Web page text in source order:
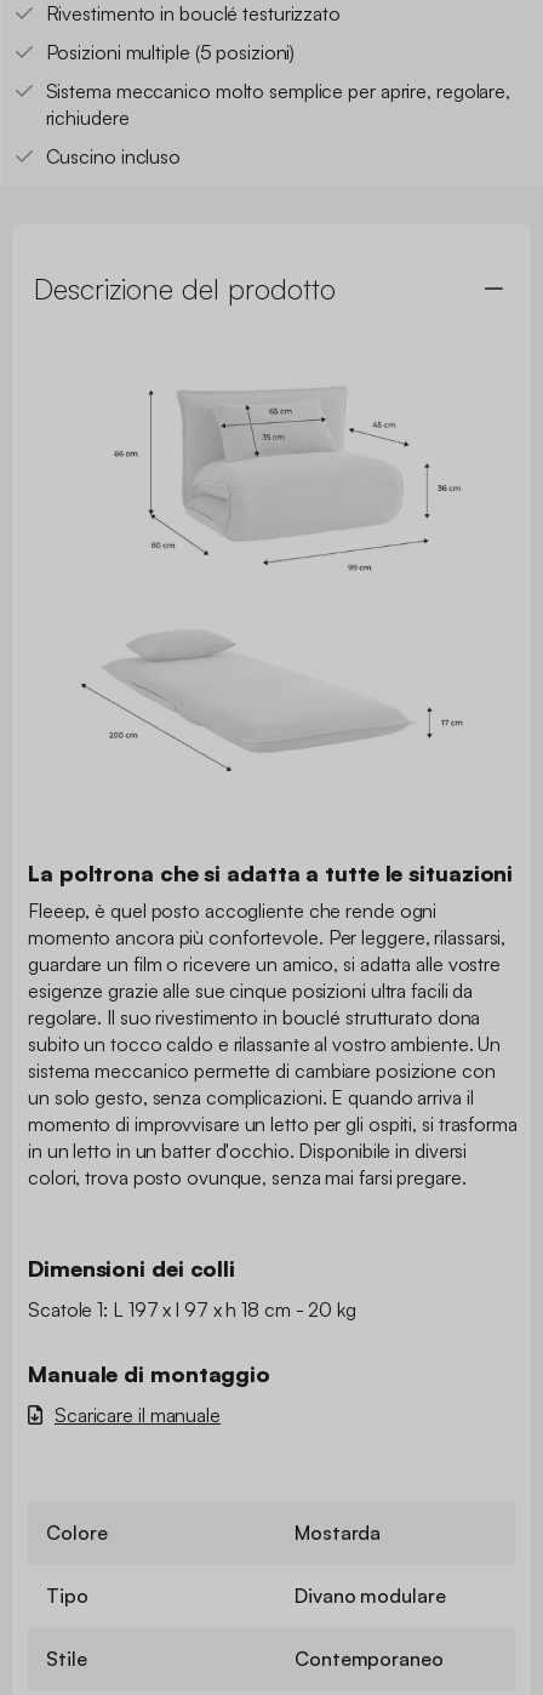
Rivestimento in bouclé testurizzato
Posizioni multiple (5 posizioni)
Sistema meccanico molto semplice per aprire, regolare,
richiudere
Cuscino incluso
Descrizione del prodotto
La poltrona che si adatta a tutte le situazioni
Fleeep, è quel posto accogliente che rende ogni
momento ancora più confortevole. Per leggere, rilassarsi,
guardare un film o ricevere un amico, si adatta alle vostre
esigenze grazie alle sue cinque posizioni ultra facili da
regolare. Il suo rivestimento in bouclé strutturato dona
subito un tocco caldo e rilassante al vostro ambiente. Un
sistema meccanico permette di cambiare posizione con
un solo gesto, senza complicazioni. E quando arriva il
momento di improvvisare un letto per gli ospiti, si trasforma
in un letto in un batter d'occhio. Disponibile in diversi
colori, trova posto ovunque, senza mai farsi pregare.
Dimensioni dei colli
Scatole 1: L 197 x l 97 x h 18 cm - 20 kg
Manuale di montaggio
Scaricare il manuale
Colore Mostarda
Tipo Divano modulare
Stile Contemporaneo